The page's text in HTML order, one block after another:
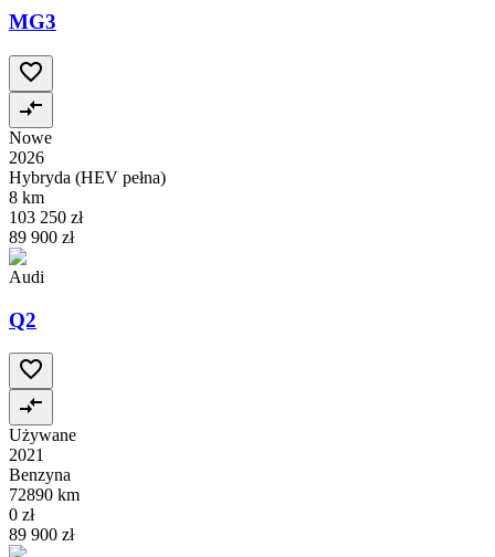
MG3
Nowe
2026
Hybryda (HEV pełna)
8 km
103 250 zł
89 900 zł
Audi
Q2
Używane
2021
Benzyna
72890 km
0 zł
89 900 zł